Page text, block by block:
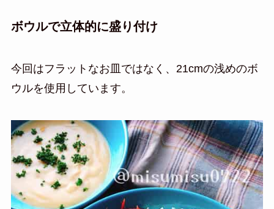
ボウルで立体的に盛り付け
今回はフラットなお皿ではなく、21cmの浅めのボ
ウルを使用しています。